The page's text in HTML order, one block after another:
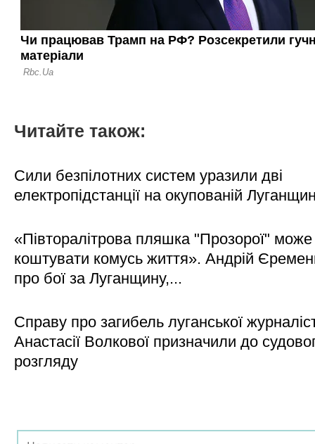
Читайте також:
Сили безпілотних систем уразили дві
електропідстанції на окупованій
«Півторалітрова пляшка "Прозорої" може
коштувати комусь життя». Андрій
про бої за Луганщину,...
Справу про загибель луганської
Анастасії Волкової призначили до
розгляду